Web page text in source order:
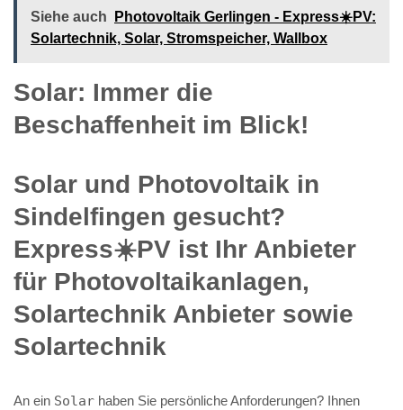
Siehe auch
Photovoltaik Gerlingen - Express☀️PV️:
Solartechnik, Solar, Stromspeicher, Wallbox
Solar: Immer die
Beschaffenheit im Blick!
Solar und Photovoltaik in
Sindelfingen gesucht?
Express☀️PV️ ist Ihr Anbieter
für Photovoltaikanlagen,
Solartechnik Anbieter sowie
Solartechnik
An ein Solar haben Sie persönliche Anforderungen? Ihnen